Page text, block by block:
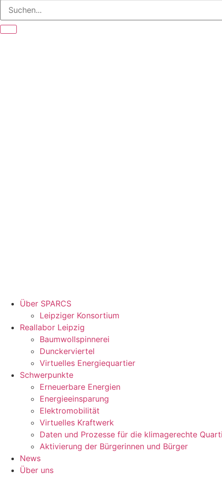
Über SPARCS
Leipziger Konsortium
Reallabor Leipzig
Baumwollspinnerei
Dunckerviertel
Virtuelles Energiequartier
Schwerpunkte
Erneuerbare Energien
Energieeinsparung
Elektromobilität
Virtuelles Kraftwerk
Daten und Prozesse für die klimagerechte
Aktivierung der Bürgerinnen und Bürger
News
Über uns